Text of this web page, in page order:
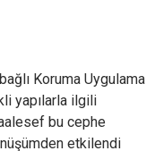
Koruma Uygulama
yapılarla ilgili
bu cephe
etkilendi